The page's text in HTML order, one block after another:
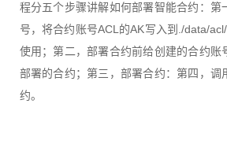
程分五个步骤讲解如何部署智能合约：第
号，将合约账号ACL的AK写入到./data/
使用；第二，部署合约前给创建的合约账
部署的合约；第三，部署合约：第四，调
约。